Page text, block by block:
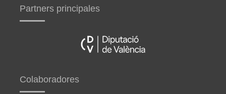
Partners principales
Colaboradores